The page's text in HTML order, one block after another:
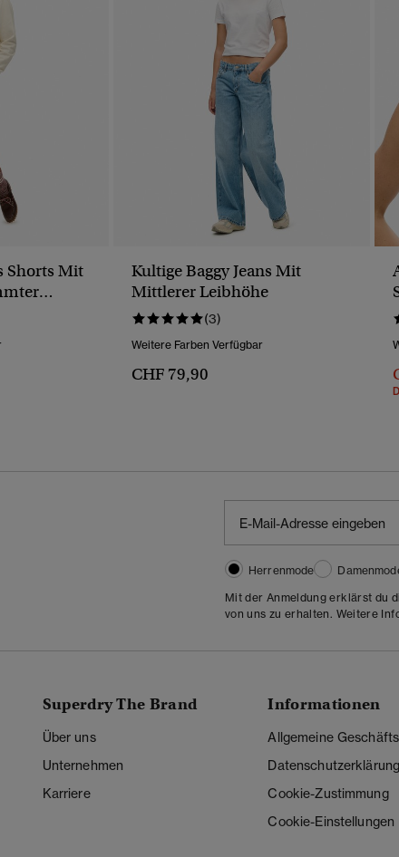
Shorts Mit
Von
Kultige Baggy Jeans Mit
Mittlerer Leibhöhe
(3)
Weitere Farben Verfügbar
CHF 79,90
Herrenmode
Mit der Anmeldung erklärst du
von uns zu erhalten. Weitere
Superdry The Brand
Über uns
Unternehmen
Karriere
Informationen
Allgemeine
Datenschutzerklärung
Cookie-Zustimmung
Cookie-Einstellungen